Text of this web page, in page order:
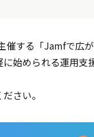
催する「Jamfで広
始められる運用
さい。